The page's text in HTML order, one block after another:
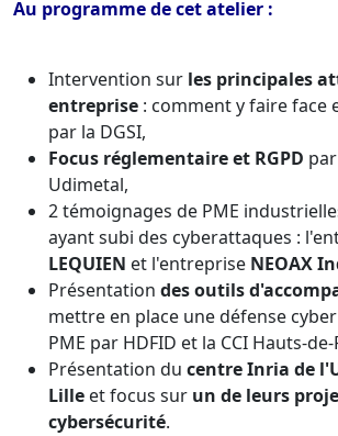
Au programme de cet atelier :
Intervention sur les principales
entreprise : comment y faire face
par la DGSI,
Focus réglementaire et RGPD
Udimetal,
2 témoignages de PME
ayant subi des cyberattaques :
LEQUIEN et l'entreprise NEOAX
Présentation des outils
mettre en place une défense
PME par HDFID et la CCI Hauts-
Présentation du centre Inria de
Lille et focus sur un de leurs
cybersécurité.